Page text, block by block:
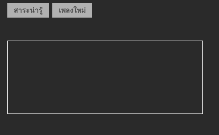
สาระน่ารู้ เพลงใหม่